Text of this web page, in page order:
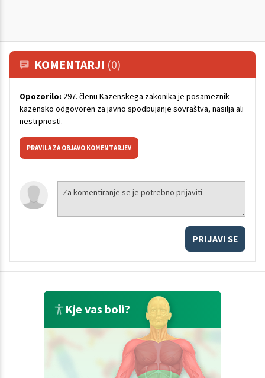
KOMENTARJI (0)
Opozorilo: 297. členu Kazenskega zakonika je posameznik
kazensko odgovoren za javno spodbujanje sovraštva, nasilja ali
nestrpnosti.
PRAVILA ZA OBJAVO KOMENTARJEV
PRIJAVI SE
Kje vas boli?